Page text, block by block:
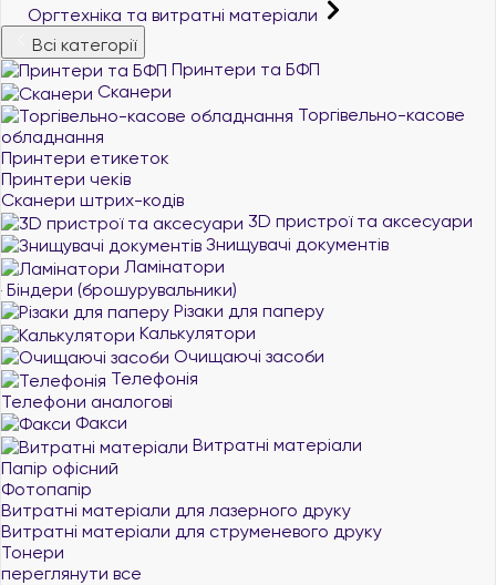
Оргтехніка та витратні матеріали
Всі категорії
Принтери та БФП
Сканери
Торгівельно-касове
обладнання
Принтери етикеток
Принтери чеків
Сканери штрих-кодів
3D пристрої та аксесуари
Знищувачі документів
Ламінатори
Біндери (брошурувальники)
Різаки для паперу
Калькулятори
Очищаючі засоби
Телефонія
Телефони аналогові
Факси
Витратні матеріали
Папір офісний
Фотопапір
Витратні матеріали для лазерного друку
Витратні матеріали для струменевого друку
Тонери
переглянути все